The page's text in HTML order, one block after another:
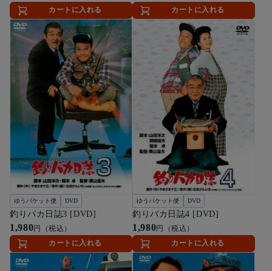
カートに入れる
カートに入れる
ゆうパケット便 DVD
釣りバカ日誌3 [DVD]
1,980円（税込）
カートに入れる
ゆうパケット便 DVD
釣りバカ日誌4 [DVD]
1,980円（税込）
カートに入れる